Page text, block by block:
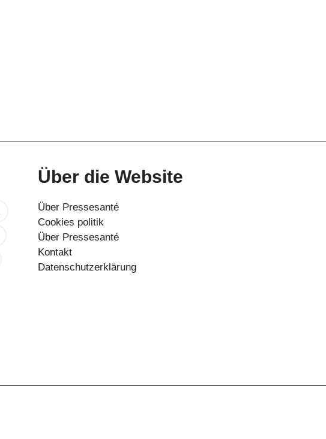
Über die Website
Über Pressesanté
Cookies politik
Über Pressesanté
Kontakt
Datenschutzerklärung